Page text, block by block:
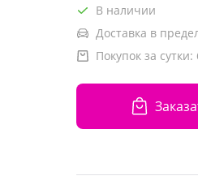
В наличии
Доставка в
Покупок за сутки: